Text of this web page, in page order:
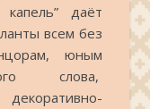
капель” даёт
всем без
юным
слова,